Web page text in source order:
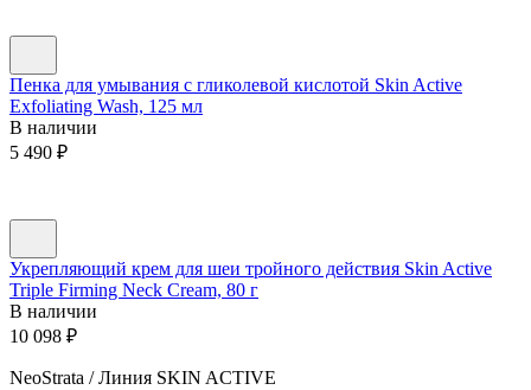
Пенка для умывания с гликолевой кислотой Skin Active
Exfoliating Wash, 125 мл
В наличии
5 490 ₽
Укрепляющий крем для шеи тройного действия Skin Active
Triple Firming Neck Cream, 80 г
В наличии
10 098 ₽
NeoStrata / Линия SKIN ACTIVE